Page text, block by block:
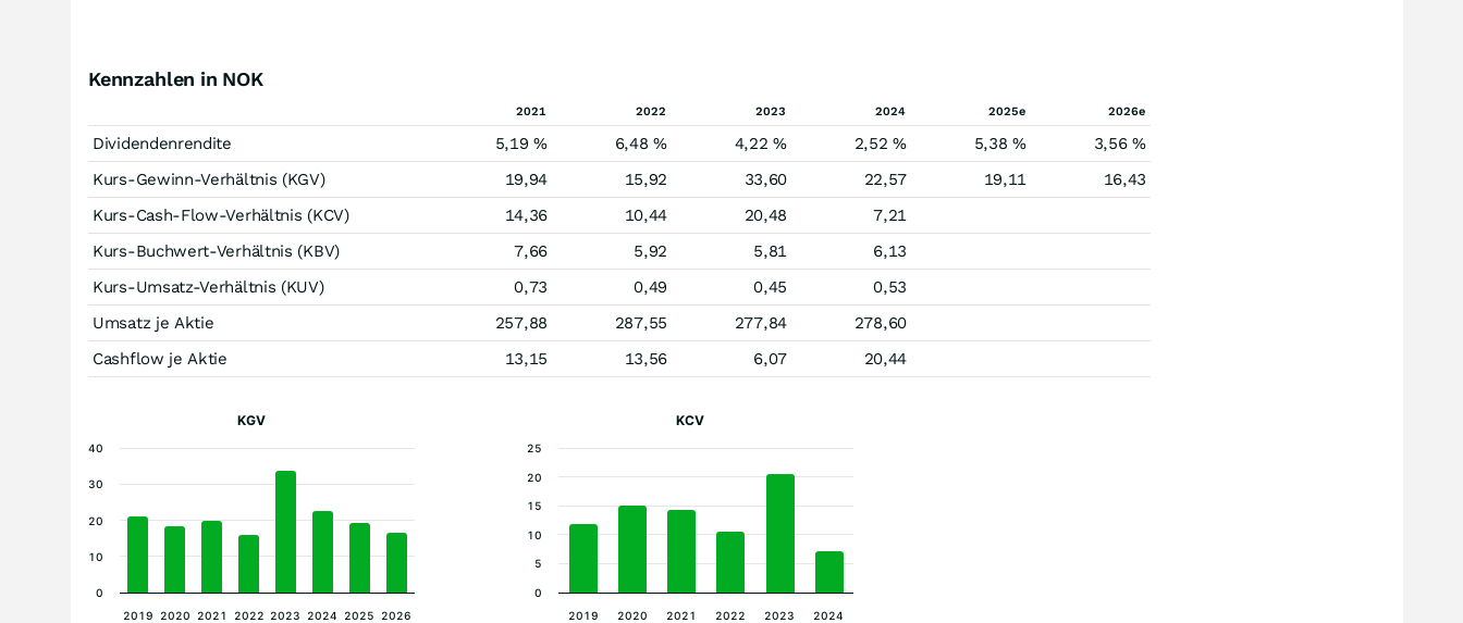
Kennzahlen in NOK
2021 2022 2023 2024 2025e 2026e
Dividendenrendite 5,19 % 6,48 % 4,22 % 2,52 % 5,38 %
3,56 %
Kurs-Gewinn-Verhältnis (KGV)
19,94 15,92 33,60 22,57 19,11
16,43
Kurs-Cash-Flow-Verhältnis (KCV)
14,36 10,44 20,48
7,21
Kurs-Buchwert-Verhältnis (KBV)
7,66 5,92 5,81
6,13
Kurs-Umsatz-Verhältnis (KUV)
0,73 0,49 0,45
0,53
Umsatz je Aktie
257,88 287,55 277,84
278,60
Cashflow je Aktie
13,15 13,56 6,07 20,44
KGV
2019 2020 2021 2022 2023 2024 2025 2026
0
10
20
30
40
KCV
2019 2020 2021 2022 2023 2024
0
5
10
15
20
25